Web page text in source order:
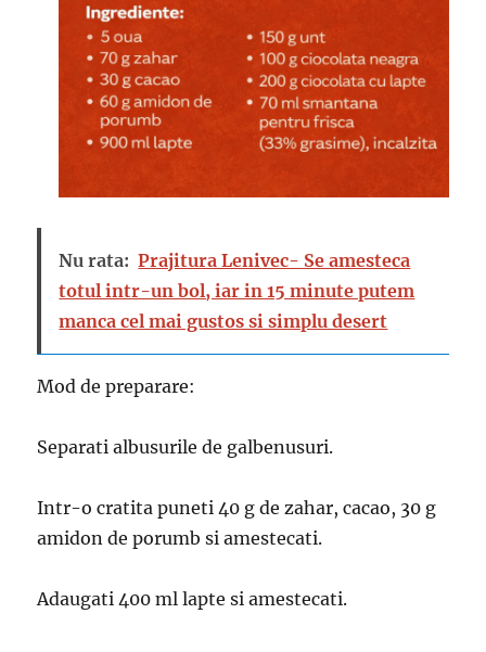
Nu rata: Prajitura Lenivec- Se amesteca
totul intr-un bol, iar in 15 minute putem
manca cel mai gustos si simplu desert
Mod de preparare:
Separati albusurile de galbenusuri.
Intr-o cratita puneti 40 g de zahar, cacao, 30 g
amidon de porumb si amestecati.
Adaugati 400 ml lapte si amestecati.